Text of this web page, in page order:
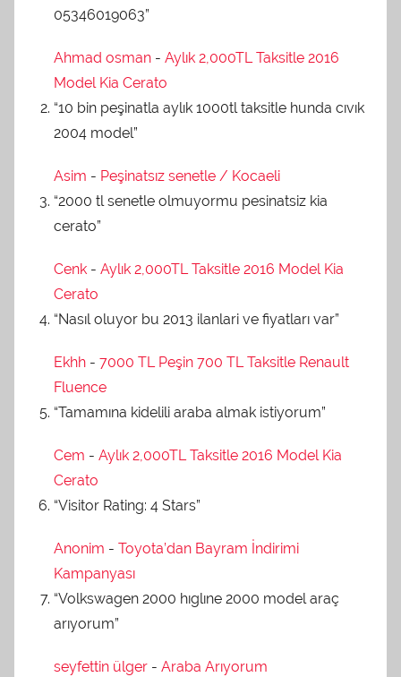
05346019063”
Ahmad osman - Aylık 2,000TL Taksitle 2016
Model Kia Cerato
“10 bin peşinatla aylık 1000tl taksitle hunda cıvık
2004 model”
Asim - Peşinatsız senetle / Kocaeli
“2000 tl senetle olmuyormu pesinatsiz kia
cerato”
Cenk - Aylık 2,000TL Taksitle 2016 Model Kia
Cerato
“Nasıl oluyor bu 2013 ilanlari ve fiyatları var”
Ekhh - 7000 TL Peşin 700 TL Taksitle Renault
Fluence
“Tamamına kidelili araba almak istiyorum”
Cem - Aylık 2,000TL Taksitle 2016 Model Kia
Cerato
“Visitor Rating: 4 Stars”
Anonim - Toyota’dan Bayram İndirimi
Kampanyası
“Volkswagen 2000 hıglıne 2000 model araç
arıyorum”
seyfettin ülger - Araba Arıyorum